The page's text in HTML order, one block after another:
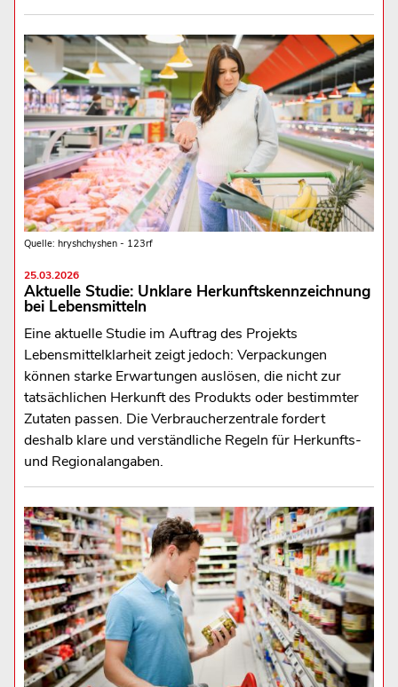
Quelle: hryshchyshen - 123rf
25.03.2026
Aktuelle Studie: Unklare Herkunftskennzeichnung
bei Lebensmitteln
Eine aktuelle Studie im Auftrag des Projekts
Lebensmittelklarheit zeigt jedoch: Verpackungen
können starke Erwartungen auslösen, die nicht zur
tatsächlichen Herkunft des Produkts oder bestimmter
Zutaten passen. Die Verbraucherzentrale fordert
deshalb klare und verständliche Regeln für Herkunfts-
und Regionalangaben.